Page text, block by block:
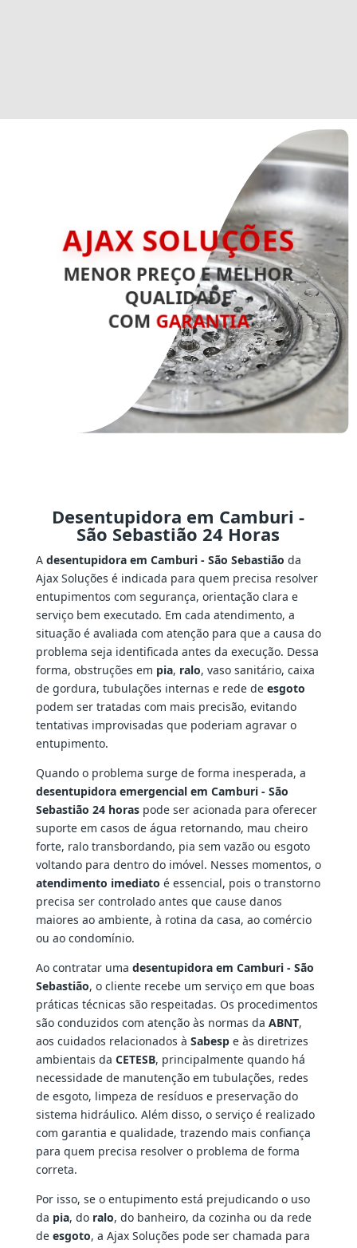
AJAX SOLUÇÕES
MENOR PREÇO E MELHOR
QUALIDADE
COM GARANTIA
Desentupidora em Camburi -
São Sebastião 24 Horas
A desentupidora em Camburi - São Sebastião da
Ajax Soluções é indicada para quem precisa resolver
entupimentos com segurança, orientação clara e
serviço bem executado. Em cada atendimento, a
situação é avaliada com atenção para que a causa do
problema seja identificada antes da execução. Dessa
forma, obstruções em pia, ralo, vaso sanitário, caixa
de gordura, tubulações internas e rede de esgoto
podem ser tratadas com mais precisão, evitando
tentativas improvisadas que poderiam agravar o
entupimento.
Quando o problema surge de forma inesperada, a
desentupidora emergencial em Camburi - São
Sebastião 24 horaspode ser acionada para oferecer
suporte em casos de água retornando, mau cheiro
forte, ralo transbordando, pia sem vazão ou esgoto
voltando para dentro do imóvel. Nesses momentos, o
atendimento imediato é essencial, pois o transtorno
precisa ser controlado antes que cause danos
maiores ao ambiente, à rotina da casa, ao comércio
ou ao condomínio.
Ao contratar uma desentupidora em Camburi - São
Sebastião, o cliente recebe um serviço em que boas
práticas técnicas são respeitadas. Os procedimentos
são conduzidos com atenção às normas da ABNT,
aos cuidados relacionados à Sabespe às diretrizes
ambientais da CETESB, principalmente quando há
necessidade de manutenção em tubulações, redes
de esgoto, limpeza de resíduos e preservação do
sistema hidráulico. Além disso, o serviço é realizado
com garantia e qualidade, trazendo mais confiança
para quem precisa resolver o problema de forma
correta.
Por isso, se o entupimento está prejudicando o uso
da pia, do ralo, do banheiro, da cozinha ou da rede
de esgoto, a Ajax Soluções pode ser chamada para